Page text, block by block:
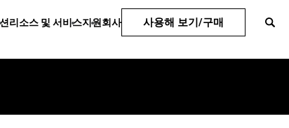
리소스 및 서비스지원
지원
회사
회사
사용해 보기/구매